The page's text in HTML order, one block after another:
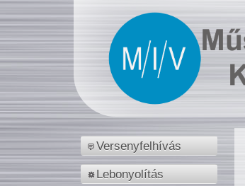
Versenyfelhívás
Lebonyolítás